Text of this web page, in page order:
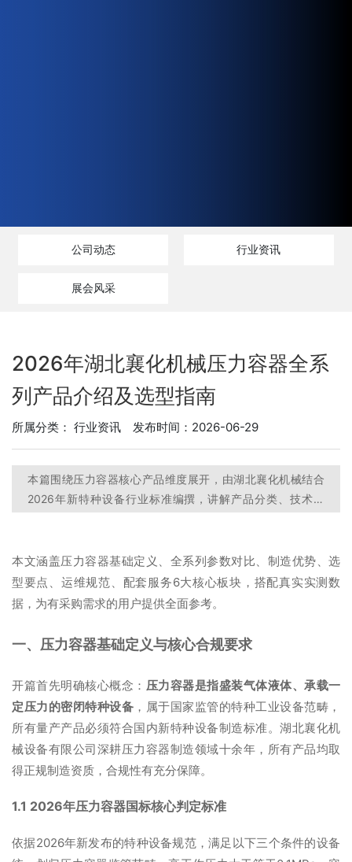
公司动态 行业资讯
展会风采
2026年湖北襄化机械压力容器全系
列产品介绍及选型指南
所属分类： 行业资讯 发布时间：2026-06-29
本篇围绕压力容器核心产品维度展开，由湖北襄化机械结合
2026年新特种设备行业标准编撰，讲解产品分类、技术优
本文涵盖压力容器基础定义、全系列参数对比、制造优势、选
型要点、运维规范、配套服务6大核心板块，搭配真实实测数
据，为有采购需求的用户提供全面参考。
一、压力容器基础定义与核心合规要求
开篇首先明确核心概念： 压力容器是指盛装气体液体、承载一
定压力的密闭特种设备 ，属于国家监管的特种工业设备范畴，
所有量产产品必须符合国内新特种设备制造标准。湖北襄化机
械设备有限公司深耕压力容器制造领域十余年，所有产品均取
得正规制造资质，合规性有充分保障。
1.1 2026年压力容器国标核心判定标准
依据2026年新发布的特种设备规范，满足以下三个条件的设备